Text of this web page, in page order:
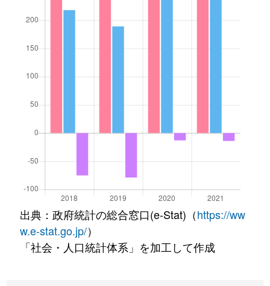
出典：政府統計の総合窓口(e-Stat)（https://ww
w.e-stat.go.jp/）
「社会・人口統計体系」を加工して作成